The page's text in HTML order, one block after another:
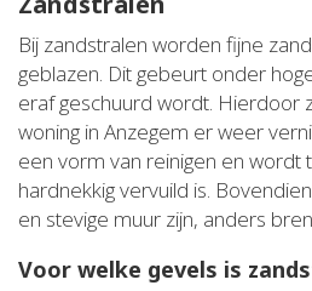
Bij zandstralen worden fijne
geblazen. Dit gebeurt onder
eraf geschuurd wordt. Hierdoor
woning in Anzegem er weer
een vorm van reinigen en wordt
hardnekkig vervuild is.
en stevige muur zijn, anders
Voor welke gevels is